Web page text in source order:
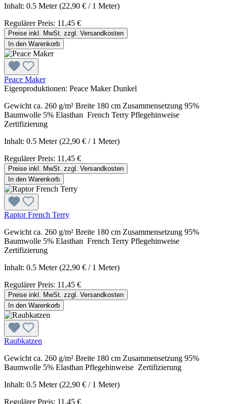
Inhalt: 0.5 Meter(22,90 € / 1 Meter)
Regulärer Preis: 11,45 €
Preise inkl. MwSt. zzgl. Versandkosten
In den Warenkorb
Peace Maker
Eigenproduktionen: Peace Maker Dunkel
Gewicht ca. 260 g/m² Breite 180 cm Zusammensetzung 95%
Baumwolle 5% Elasthan French Terry Pflegehinweise
Zertifizierung
Inhalt: 0.5 Meter(22,90 € / 1 Meter)
Regulärer Preis: 11,45 €
Preise inkl. MwSt. zzgl. Versandkosten
In den Warenkorb
Raptor French Terry
Gewicht ca. 260 g/m² Breite 180 cm Zusammensetzung 95%
Baumwolle 5% Elasthan French Terry Pflegehinweise
Zertifizierung
Inhalt: 0.5 Meter(22,90 € / 1 Meter)
Regulärer Preis: 11,45 €
Preise inkl. MwSt. zzgl. Versandkosten
In den Warenkorb
Raubkatzen
Gewicht ca. 260 g/m² Breite 180 cm Zusammensetzung 95%
Baumwolle 5% Elasthan Pflegehinweise Zertifizierung
Inhalt: 0.5 Meter(22,90 € / 1 Meter)
Regulärer Preis: 11,45 €